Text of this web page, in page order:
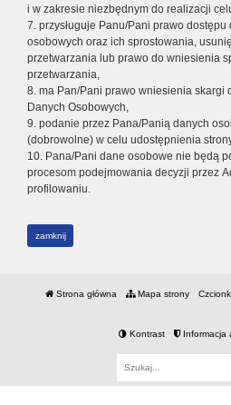
i w zakresie niezbędnym do realizacji
7. przysługuje Panu/Pani prawo
osobowych oraz ich sprostowania,
przetwarzania lub prawo do wniesienia
przetwarzania,
8. ma Pan/Pani prawo wniesienia skargi
Danych Osobowych,
9. podanie przez Pana/Panią danych
(dobrowolne) w celu udostępnienia
10. Pana/Pani dane osobowe nie będą
procesom podejmowania decyzji przez
profilowaniu.
zamknij
Strona główna Mapa strony
Kontrast Informacja